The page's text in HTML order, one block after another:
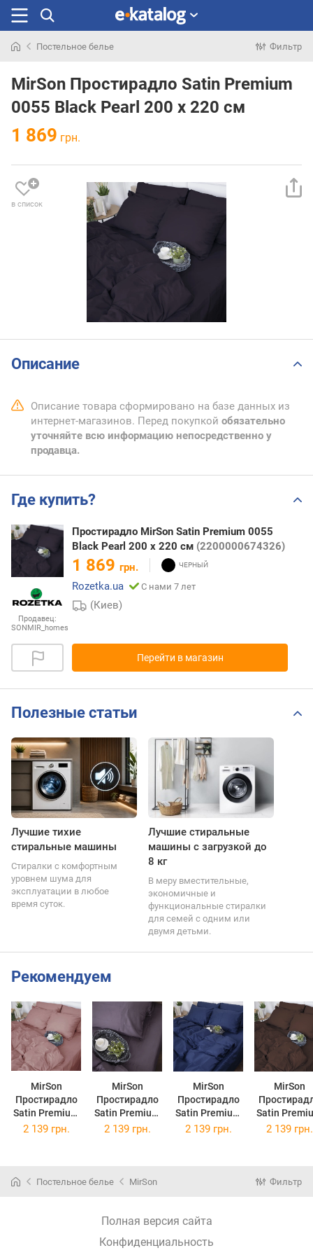
раньше
Постельное белье Фильтр
MirSon Простирадло Satin Premium
0055 Black Pearl 200 х 220 см
1 869 грн.
в список
Описание
Описание товара сформировано на базе данных из
интернет-магазинов. Перед покупкой обязательно
уточняйте всю информацию непосредственно у
продавца.
Где купить?
Продавец:
SONMIR_homes
Простирадло MirSon Satin Premium 0055
Black Pearl 200 х 220 см (2200000674326)
1 869 грн.
Rozetka.ua
С нами 7 лет
(Киев)
Перейти в магазин
Полезные статьи
Лучшие тихие
стиральные машины
Стиралки с комфортным
уровнем шума для
эксплуатации в любое
время суток.
Лучшие стиральные
машины с загрузкой до
8 кг
В меру вместительные,
экономичные и
функциональные стиралки
для семей с одним или
двумя детьми.
Рекомендуем
MirSon
Простирадло
Satin Premium
0165 Estella
MirSon
Простирадло
Satin Premium
0231 Excalibur
MirSon
Простирадло
Satin Premium
4052 Ocean
MirSon
Satin
0211
2 139 грн. 2 139 грн. 2 139 грн. 2 139 грн.
Постельное белье MirSon Фильтр
Полная версия сайта
Конфиденциальность